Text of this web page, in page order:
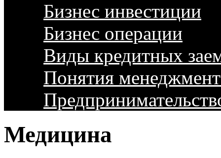
Бизнес инвестиции
Бизнес операции
Виды кредитных
Понятия
Медицина